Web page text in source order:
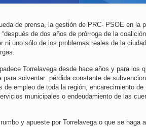
de prensa, la gestión de PRC- PSOE en la
de dos años de prórroga de la
uno sólo de los problemas reales de la
Torrelavega desde hace años y para los
solventar: pérdida constante de
empleo de toda la región, encarecimiento de
municipales o endeudamiento de las
y apueste por Torrelavega o que se haga